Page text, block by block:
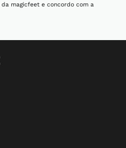
magicfeet e concordo com a